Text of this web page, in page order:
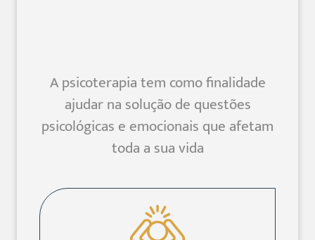
A psicoterapia tem como finalidade
ajudar na solução de questões
psicológicas e emocionais que afetam
toda a sua vida